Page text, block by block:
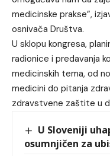
medicinske prakse”,
osnivača Društva.
U sklopu kongresa,
radionice i predavanja
medicinskih tema, od
medicini do pitanja
zdravstvene zaštite u
U Sloveniji
osumnjičen za